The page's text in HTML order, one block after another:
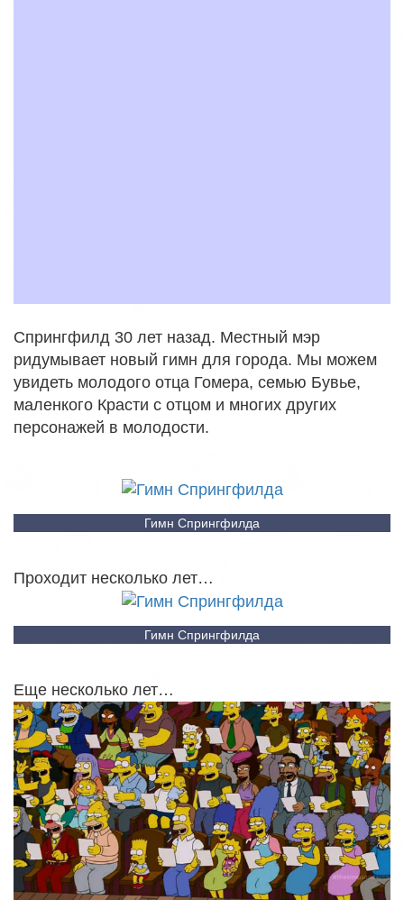
Спрингфилд 30 лет назад. Местный мэр
ридумывает новый гимн для города. Мы можем
увидеть молодого отца Гомера, семью Бувье,
маленкого Красти с отцом и многих других
персонажей в молодости.
Гимн Спрингфилда
Проходит несколько лет…
Гимн Спрингфилда
Еще несколько лет…